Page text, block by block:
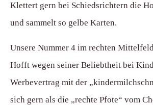
Klettert gern bei Schiedsrichtern die
und sammelt so gelbe Karten.
Unsere Nummer 4 im rechten
Hofft wegen seiner Beliebtheit bei
Werbevertrag mit der
sich gern als die „rechte Pfote“ vom